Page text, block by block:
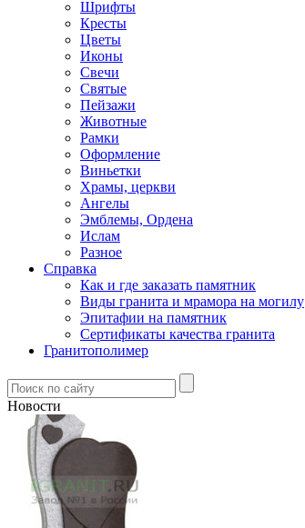
Шрифты
Кресты
Цветы
Иконы
Свечи
Святые
Пейзажи
Животные
Рамки
Оформление
Виньетки
Храмы, церкви
Ангелы
Эмблемы, Ордена
Ислам
Разное
Справка
Как и где заказать памятник
Виды гранита и мрамора на могилу
Эпитафии на памятник
Сертификаты качества гранита
Гранитополимер
Новости